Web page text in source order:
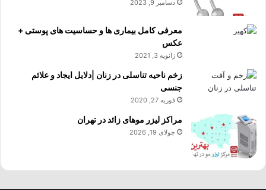
دسامبر 9, 2023
معرفی کامل بیماری ها و حساسیت های پوستی +
عکس
ژانویه 3, 2021
زخم ناحیه تناسلی در زنان |دلایل ایجاد و علائم
جنسی
فوریه 27, 2020
مراکز لیزر موهای زائد در تهران
جولای 19, 2026